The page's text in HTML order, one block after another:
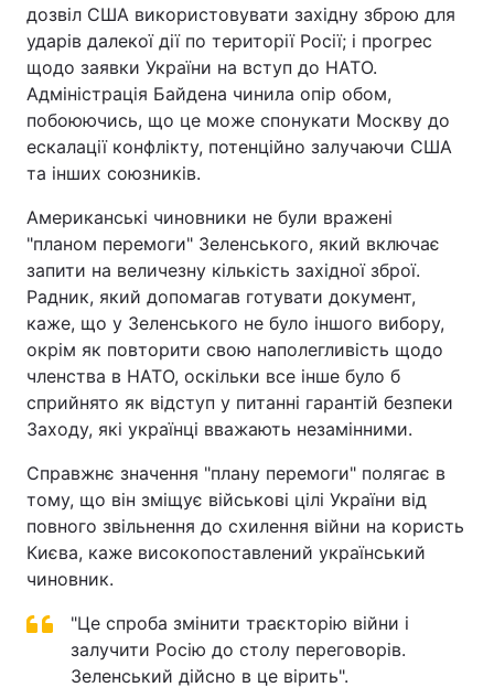
дозвіл США використовувати західну зброю для
ударів далекої дії по території Росії; і прогрес
щодо заявки України на вступ до НАТО.
Адміністрація Байдена чинила опір обом,
побоюючись, що це може спонукати Москву до
ескалації конфлікту, потенційно залучаючи США
та інших союзників.
Американські чиновники не були вражені
"планом перемоги" Зеленського, який включає
запити на величезну кількість західної зброї.
Радник, який допомагав готувати документ,
каже, що у Зеленського не було іншого вибору,
окрім як повторити свою наполегливість щодо
членства в НАТО, оскільки все інше було б
сприйнято як відступ у питанні гарантій безпеки
Заходу, які українці вважають незамінними.
Справжнє значення "плану перемоги" полягає в
тому, що він зміщує військові цілі України від
повного звільнення до схилення війни на користь
Києва, каже високопоставлений український
чиновник.
"Це спроба змінити траєкторію війни і
залучити Росію до столу переговорів.
Зеленський дійсно в це вірить".